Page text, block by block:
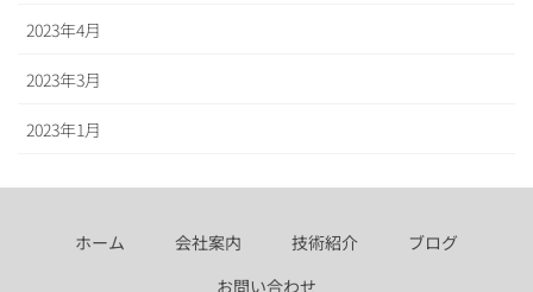
2023年4月
2023年3月
2023年1月
ホーム 会社案内 技術紹介
ブログ
お問い合わせ